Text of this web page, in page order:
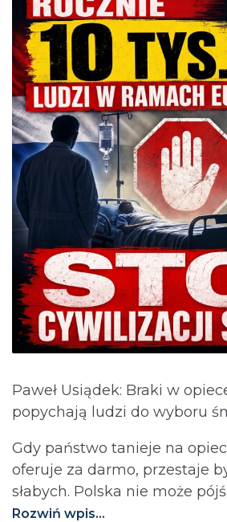
Paweł Usiądek: Braki w
popychają ludzi do wyboru
Gdy państwo tanieje na
oferuje za darmo, przestaje
słabych. Polska nie może
Rozwiń wpis...